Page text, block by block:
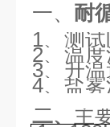
一、 耐
1、测
2、温
3、升
4、盐
二、 主